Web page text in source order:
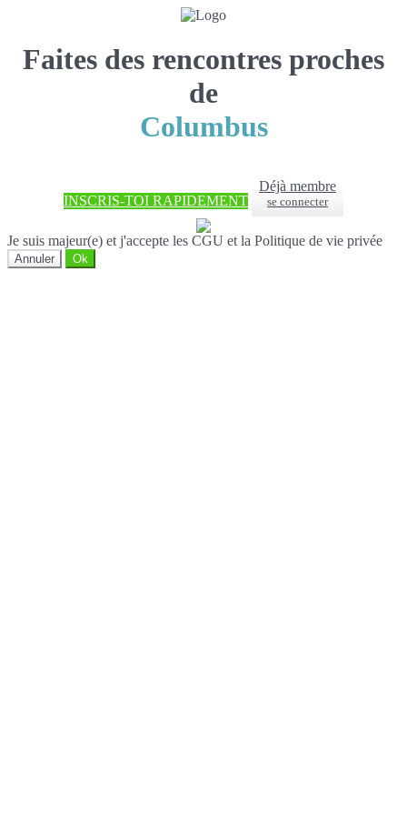
Faites des rencontres proches
de
Columbus
INSCRIS-TOI RAPIDEMENT
Déjà membre
se connecter
Je suis majeur(e) et j'accepte les CGU et la Politique de vie privée
Annuler Ok